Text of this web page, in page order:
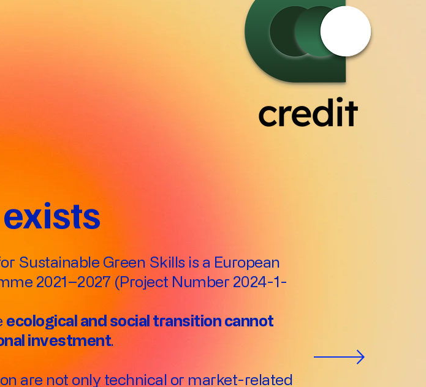
Officine Europa APS • Traces&Dreams AB • CDS
Cultura ODV
Sustainable Green Skills is a European
2021–2027 (Project Number 2024-1-
ecological and social transition cannot
investment.
are not only technical or market-related